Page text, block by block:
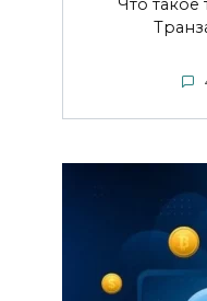
Что такое